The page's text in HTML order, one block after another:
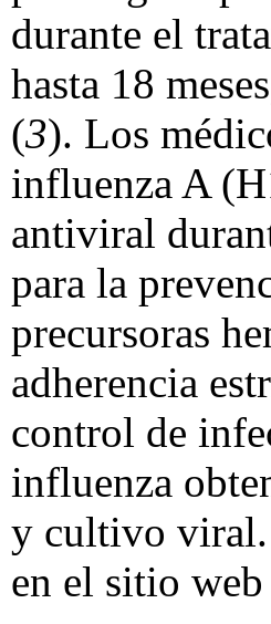
durante el
hasta 18
(3). Los
influenza A
antiviral
para la
precursoras
adherencia
control de
influenza
y cultivo viral.
en el sitio web